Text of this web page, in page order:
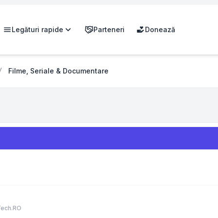
Legături rapide Parteneri Donează
Filme, Seriale & Documentare